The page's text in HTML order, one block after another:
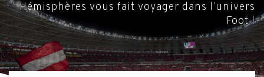
Hémisphères vous fait voyager dans l’univers
Foot !